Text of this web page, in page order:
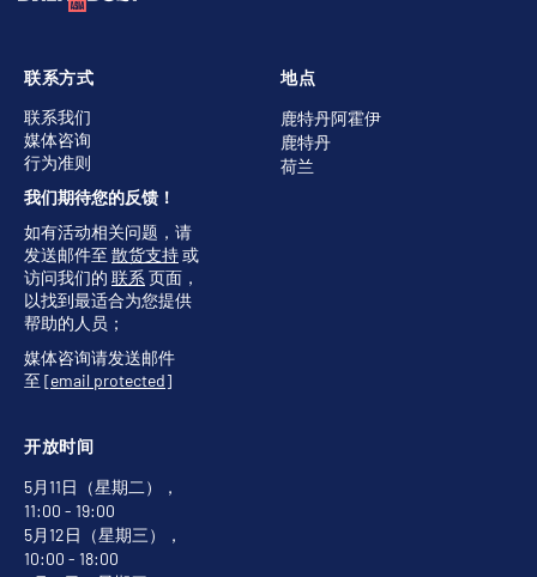
地点
鹿特丹阿霍伊
鹿特丹
荷兰
开放时间
5月11日（星期二），
11:00 - 19:00
5月12日（星期三），
10:00 - 18:00
联系方式
联系我们
媒体咨询
行为准则
我们期待您的反馈！
如有活动相关问题，请
发送邮件至 散货支持或
访问我们的 联系 页面，
以找到最适合为您提供
帮助的人员；
媒体咨询请发送邮件
至 [email protected]